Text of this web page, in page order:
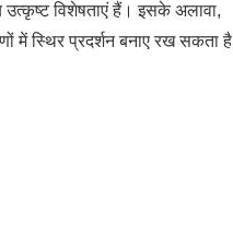
उत्कृष्ट विशेषताएं हैं। इसके अलावा,
में स्थिर प्रदर्शन बनाए रख सकता